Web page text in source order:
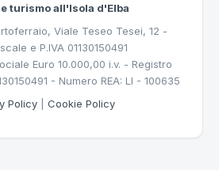
turismo all'Isola d'Elba
Viale Teseo Tesei, 12 -
e P.IVA 01130150491
Euro 10.000,00 i.v. - Registro
- Numero REA: LI - 100635
Policy| Cookie Policy